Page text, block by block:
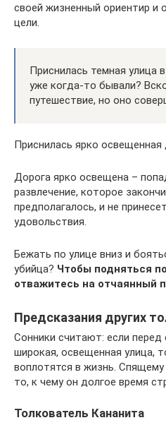
своей жизненный ориентир и
цели.
Приснилась темная улица
уже когда-то бывали?
путешествие, но оно
Приснилась ярко освещенная
Дорога ярко освещена –
развлечение, которое
предполагалось, и не
удовольствия.
Бежать по улице вниз и
убийца? Чтобы подняться
отважитесь на отчаянный
Предсказания других
Сонники считают: если
широкая, освещенная улица,
воплотятся в жизнь. Спящему
то, к чему он долгое время
Толкователь Кананита